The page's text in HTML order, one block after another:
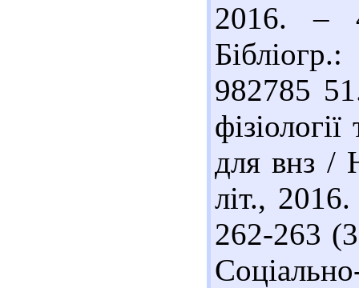
2016. –
982785
для внз /
літ.,
262-263